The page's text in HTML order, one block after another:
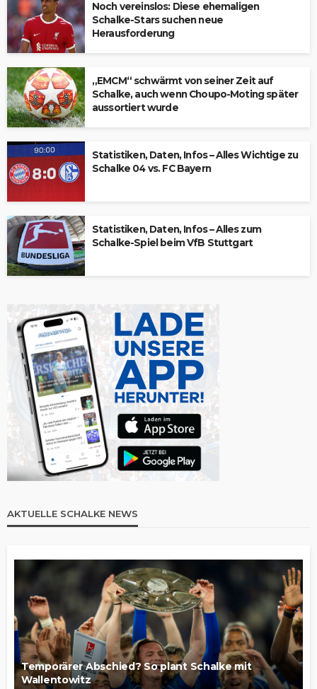
Noch vereinslos: Diese ehemaligen
Schalke-Stars suchen neue
Herausforderung
„EMCM“ schwärmt von seiner Zeit auf
Schalke, auch wenn Choupo-Moting später
aussortiert wurde
Statistiken, Daten, Infos – Alles Wichtige zu
Schalke 04 vs. FC Bayern
Statistiken, Daten, Infos – Alles zum
Schalke-Spiel beim VfB Stuttgart
AKTUELLE SCHALKE NEWS
Temporärer Abschied? So plant Schalke mit
Wallentowitz